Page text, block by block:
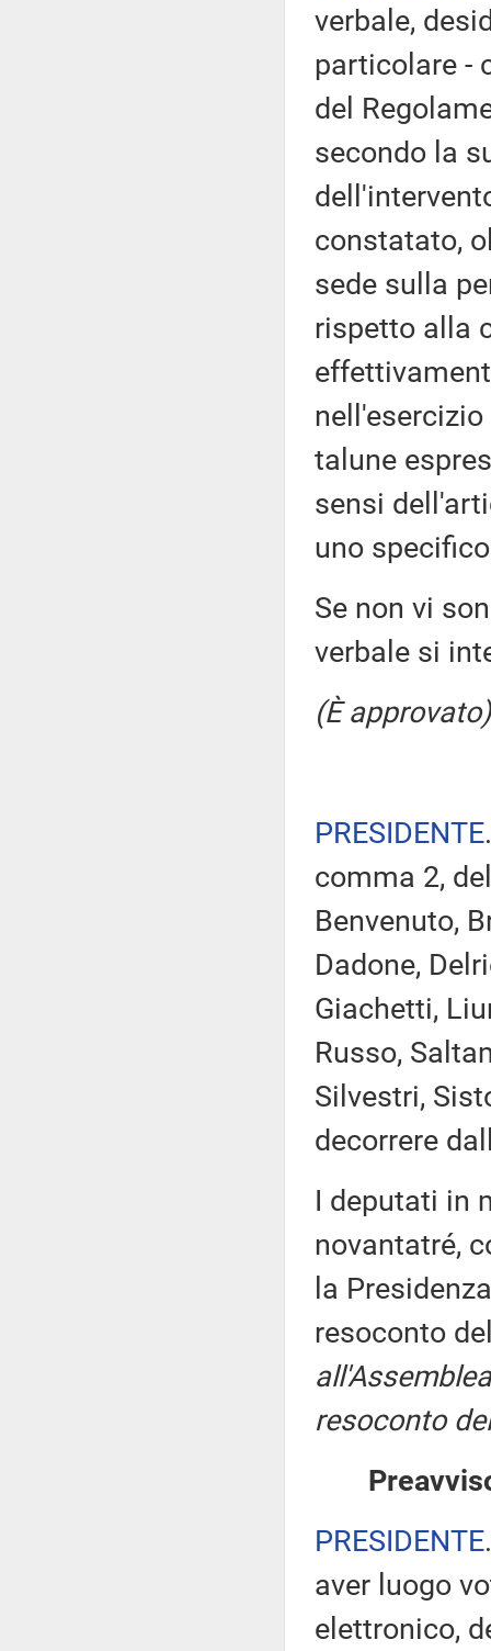
verbale,
particolare -
del
secondo la
constatato,
sede sulla
rispetto alla
talune
sensi
uno
Se non vi
verbale si
(È approvato)
PRESIDENTE
comma 2,
Benvenuto,
Dadone,
Giachetti,
Russo,
Silvestri,
decorrere
I deputati in
novantatré,
la
resoconto
resoconto
PRESIDENTE
aver luogo
elettronico,